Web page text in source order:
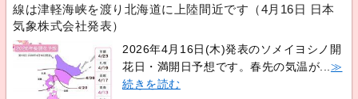
線は津軽海峡を渡り北海道に上陸間近です（4月16日 日本
気象株式会社発表）
2026年4月16日(木)発表のソメイヨシノ開
花日・満開日予想です。春先の気温が... ≫
続きを読む